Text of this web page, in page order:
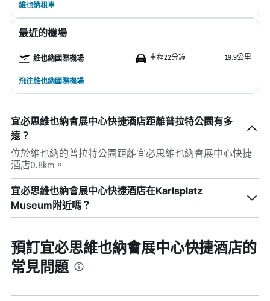
維也納租車
最近的機場
維也納國際機場 車程22分鐘 19.9公里
飛往維也納國際機場
宜必思維也納會展中心快捷酒店距離普拉特公園有多
遠？
位於維也納的普拉特公園距離宜必思維也納會展中心快捷
酒店0.8km。
宜必思維也納會展中心快捷酒店在Karlsplatz
Museum附近嗎？
預訂宜必思維也納會展中心快捷酒店的
常見問題